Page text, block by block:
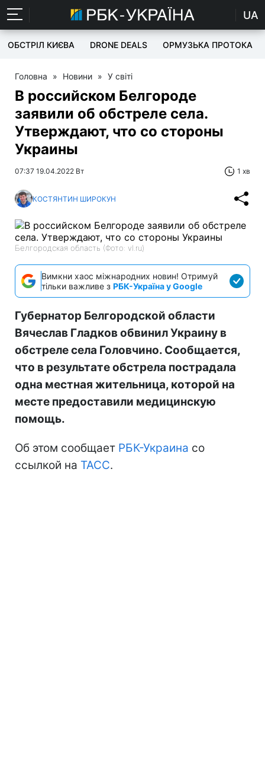
UA
ОБСТРІЛ КИЄВА DRONE DEALS ОРМУЗЬКА ПРОТОКА
Головна » Новини » У світі
В российском Белгороде
заявили об обстреле села.
Утверждают, что со стороны
Украины
07:37 19.04.2022 Вт 1 хв
КОСТЯНТИН ШИРОКУН
Белгородская область (Фото: vl.ru)
Вимкни хаос міжнародних новин! Отримуй
тільки важливе з РБК-Україна у Google
Губернатор Белгородской области
Вячеслав Гладков обвинил Украину в
обстреле села Головчино. Сообщается,
что в результате обстрела пострадала
одна местная жительница, которой на
месте предоставили медицинскую
помощь.
Об этом сообщает РБК-Украина со
ссылкой на ТАСС.